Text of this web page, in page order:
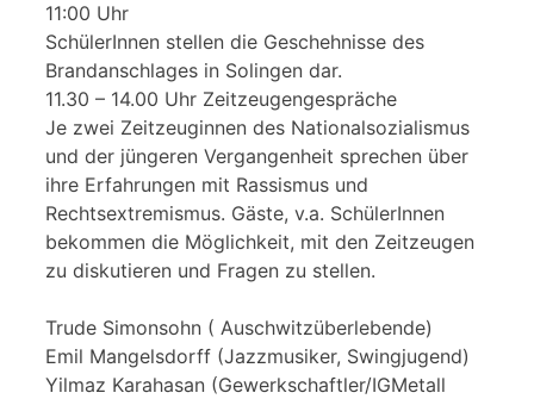
11:00 Uhr
SchülerInnen stellen die Geschehnisse des
Brandanschlages in Solingen dar.
11.30 – 14.00 Uhr Zeitzeugengespräche
Je zwei Zeitzeuginnen des Nationalsozialismus
und der jüngeren Vergangenheit sprechen über
ihre Erfahrungen mit Rassismus und
Rechtsextremismus. Gäste, v.a. SchülerInnen
bekommen die Möglichkeit, mit den Zeitzeugen
zu diskutieren und Fragen zu stellen.
Trude Simonsohn ( Auschwitzüberlebende)
Emil Mangelsdorff (Jazzmusiker, Swingjugend)
Yilmaz Karahasan (Gewerkschaftler/IGMetall